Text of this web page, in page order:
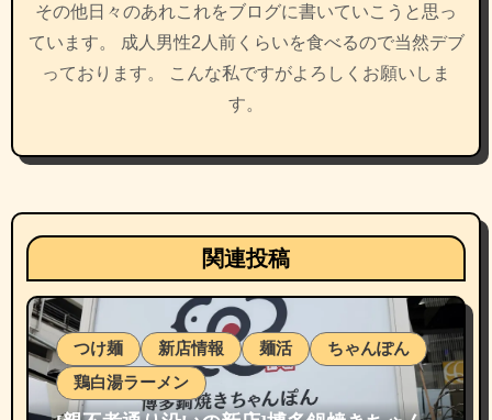
その他日々のあれこれをブログに書いていこうと思っ
ています。 成人男性2人前くらいを食べるので当然デブ
っております。 こんな私ですがよろしくお願いしま
す。
関連投稿
つけ麺 新店情報 麺活
ちゃんぽん
鶏白湯ラーメン